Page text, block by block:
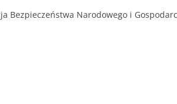
Bezpieczeństwa Narodowego i